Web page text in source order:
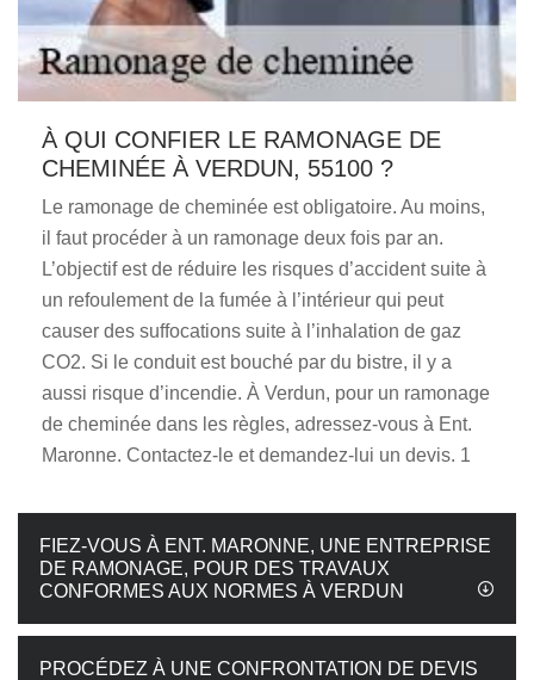
À QUI CONFIER LE RAMONAGE DE
CHEMINÉE À VERDUN, 55100 ?
Le ramonage de cheminée est obligatoire. Au moins,
il faut procéder à un ramonage deux fois par an.
L’objectif est de réduire les risques d’accident suite à
un refoulement de la fumée à l’intérieur qui peut
causer des suffocations suite à l’inhalation de gaz
CO2. Si le conduit est bouché par du bistre, il y a
aussi risque d’incendie. À Verdun, pour un ramonage
de cheminée dans les règles, adressez-vous à Ent.
Maronne. Contactez-le et demandez-lui un devis. 1
FIEZ-VOUS À ENT. MARONNE, UNE ENTREPRISE
DE RAMONAGE, POUR DES TRAVAUX
CONFORMES AUX NORMES À VERDUN
PROCÉDEZ À UNE CONFRONTATION DE DEVIS